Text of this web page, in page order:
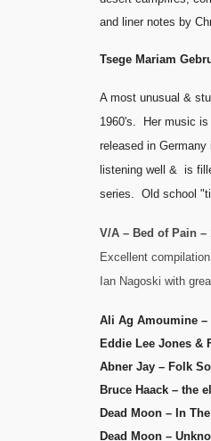
and liner notes by
Tsege Mariam
A most unusual &
1960's. Her music
released in
listening well & is
series. Old school
V/A – Bed of Pain –
Excellent
Ian Nagoski with
Ali Ag Amoumine –
Eddie Lee Jones &
Abner Jay – Folk
Bruce Haack – the
Dead Moon – In
Dead Moon –